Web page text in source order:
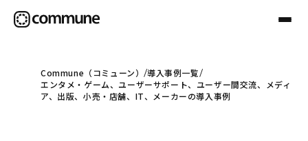
Communeについて
Commune（コミューン）
導入事例一覧
エンタメ・ゲーム、ユーザーサポート、ユーザー間交流、メディ
ア、出版、小売・店舗、IT、メーカーの導入事例